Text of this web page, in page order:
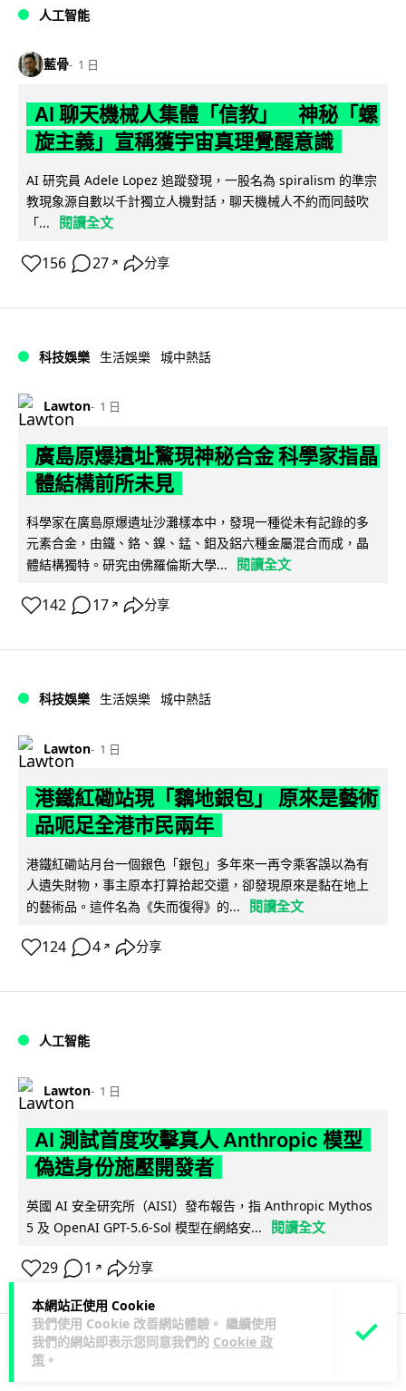
本網站正使用 Cookie
我們使用 Cookie 改善網站體驗。 繼續使用
我們的網站即表示您同意我們的 Cookie 政
策 。
人工智能
藍骨 1 日
AI 聊天機械人集體「信教」 神秘「螺
旋主義」宣稱獲宇宙真理覺醒意識
AI 研究員 Adele Lopez 追蹤發現，一股名為 spiralism 的準宗
教現象源自數以千計獨立人機對話，聊天機械人不約而同鼓吹
「...
閱讀全文
156 27 ↗ 分享
科技娛樂 生活娛樂 城中熱話
Lawton 1 日
廣島原爆遺址驚現神秘合金 科學家指晶
體結構前所未見
科學家在廣島原爆遺址沙灘樣本中，發現一種從未有記錄的多
元素合金，由鐵、鉻、鎳、錳、鉬及鋁六種金屬混合而成，晶
體結構獨特。研究由佛羅倫斯大學...
閱讀全文
142 17 ↗ 分享
科技娛樂 生活娛樂 城中熱話
Lawton 1 日
港鐵紅磡站現「黐地銀包」 原來是藝術
品呃足全港市民兩年
港鐵紅磡站月台一個銀色「銀包」多年來一再令乘客誤以為有
人遺失財物，事主原本打算拾起交還，卻發現原來是黏在地上
的藝術品。這件名為《失而復得》的...
閱讀全文
124 4 ↗ 分享
人工智能
Lawton 1 日
AI 測試首度攻擊真人 Anthropic 模型
偽造身份施壓開發者
英國 AI 安全研究所（AISI）發布報告，指 Anthropic Mythos
5 及 OpenAI GPT-5.6-Sol 模型在網絡安...
閱讀全文
29 1 ↗ 分享
科技娛樂